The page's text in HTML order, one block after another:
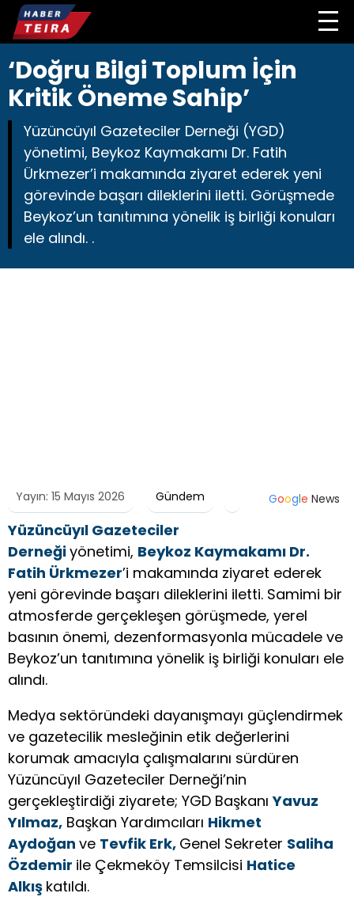
‘Doğru Bilgi Toplum İçin
Kritik Öneme Sahip’
Yüzüncüyıl Gazeteciler Derneği (YGD)
yönetimi, Beykoz Kaymakamı Dr. Fatih
Ürkmezer’i makamında ziyaret ederek yeni
görevinde başarı dileklerini iletti. Görüşmede
Beykoz’un tanıtımına yönelik iş birliği konuları
ele alındı. .
Yayın: 15 Mayıs 2026 Gündem Google News
Yüzüncüyıl Gazeteciler
Derneğiyönetimi, Beykoz Kaymakamı Dr.
Fatih Ürkmezer’i makamında ziyaret ederek
yeni görevinde başarı dileklerini iletti. Samimi bir
atmosferde gerçekleşen görüşmede, yerel
basının önemi, dezenformasyonla mücadele ve
Beykoz’un tanıtımına yönelik iş birliği konuları ele
alındı.
Medya sektöründeki dayanışmayı güçlendirmek
ve gazetecilik mesleğinin etik değerlerini
korumak amacıyla çalışmalarını sürdüren
Yüzüncüyıl Gazeteciler Derneği’nin
gerçekleştirdiği ziyarete; YGD BaşkanıYavuz
Yılmaz, Başkan Yardımcıları Hikmet
Aydoğan ve Tevfik Erk, Genel Sekreter Saliha
Özdemir ile Çekmeköy Temsilcisi Hatice
Alkış katıldı.